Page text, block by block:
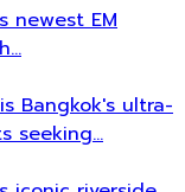
newest EM
Bangkok's ultra-
seeking…